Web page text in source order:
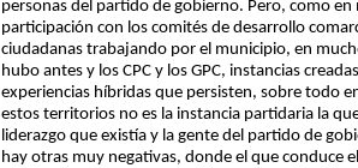
personas del partido de gobierno. Pero, como
participación con los comités de desarrollo
ciudadanas trabajando por el municipio, en
hubo antes y los CPC y los GPC, instancias
experiencias híbridas que persisten, sobre todo
estos territorios no es la instancia partidaria la
liderazgo que existía y la gente del partido de
hay otras muy negativas, donde el que conduce